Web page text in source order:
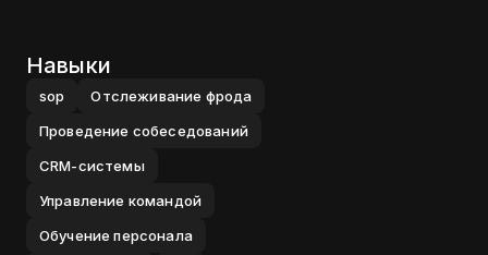
Навыки
sop
Отслеживание фрода
Проведение собеседований
CRM-системы
Управление командой
Обучение персонала